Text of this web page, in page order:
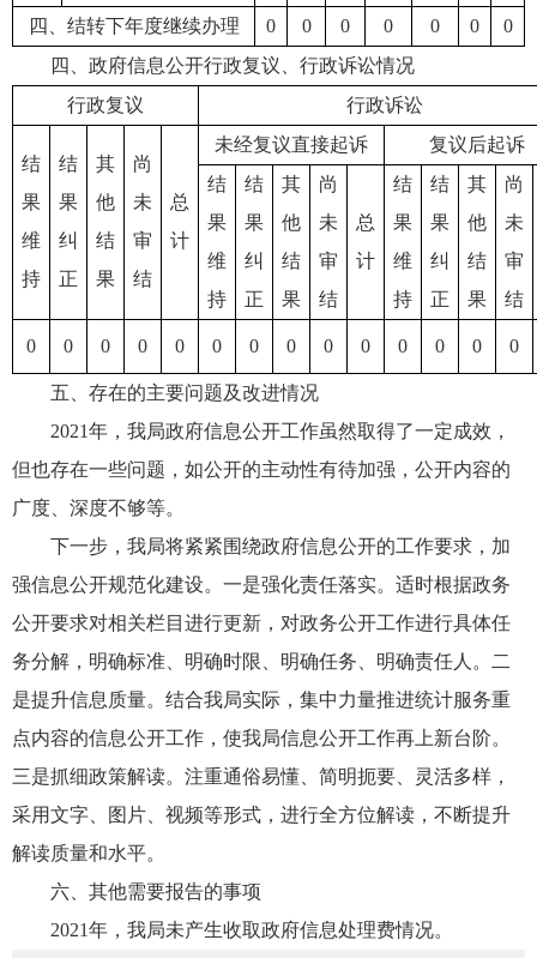
四、结转下年度继续办理
0 0 0 0 0 0
0
四、政府信息公开行政复议、行政诉讼情况
行政复议
行政诉讼
结
果
维
持
结
果
纠
正
其
他
结
果
尚
未
审
结
总
计
未经复议直接起诉
复议后起诉
结
果
维
持
结
果
纠
正
其
他
结
果
尚
未
审
结
总
计
结
果
维
持
结
果
纠
正
其
他
结
果
尚
未
审
结
0 0 0 0 0 0 0 0 0 0 0 0 0 0
五、存在的主要问题及改进情况
2021年，我局政府信息公开工作虽然取得了一定成效，
但也存在一些问题，如公开的主动性有待加强，公开内容的
广度、深度不够等。
下一步，我局将紧紧围绕政府信息公开的工作要求，加
强信息公开规范化建设。一是强化责任落实。适时根据政务
公开要求对相关栏目进行更新，对政务公开工作进行具体任
务分解，明确标准、明确时限、明确任务、明确责任人。二
是提升信息质量。结合我局实际，集中力量推进统计服务重
点内容的信息公开工作，使我局信息公开工作再上新台阶。
三是抓细政策解读。注重通俗易懂、简明扼要、灵活多样，
采用文字、图片、视频等形式，进行全方位解读，不断提升
解读质量和水平。
六、其他需要报告的事项
2021年，我局未产生收取政府信息处理费情况。